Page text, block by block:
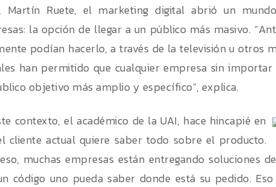
Martín Ruete, el marketing digital abrió un
la opción de llegar a un público más masivo.
podían hacerlo, a través de la televisión u otros
han permitido que cualquier empresa sin
objetivo más amplio y específico”, explica.
contexto, el académico de la UAI, hace hincapié en
cliente actual quiere saber todo sobre el producto.
muchas empresas están entregando soluciones
código uno pueda saber donde está su pedido.